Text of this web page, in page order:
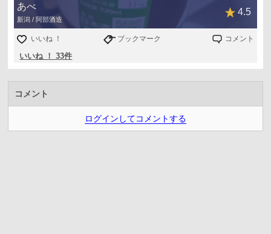
あべ
新潟 / 阿部酒造
4.5
いいね ！ ブックマーク コメント
いいね ！ 33件
コメント
ログインしてコメントする